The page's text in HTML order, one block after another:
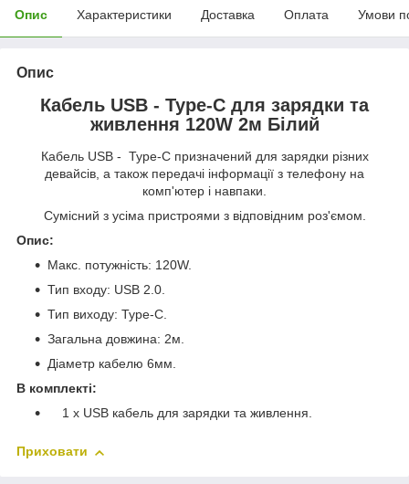
Опис Характеристики Доставка Оплата Умови
Опис
Кабель USB - Type-C для зарядки та
живлення 120W 2м Білий
Кабель USB - Type-C призначений для зарядки різних
девайсів, а також передачі інформації з телефону на
комп'ютер і навпаки.
Сумісний з усіма пристроями з відповідним роз'ємом.
Опис:
Макс. потужність: 120W.
Тип входу: USB 2.0.
Тип виходу: Type-C.
Загальна довжина: 2м.
Діаметр кабелю 6мм.
В комплекті:
1 х USB кабель для зарядки та живлення.
Приховати